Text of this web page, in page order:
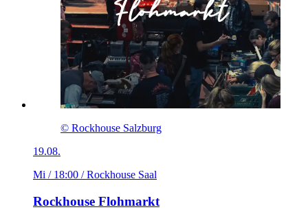
© Rockhouse Salzburg
19.08.
Mi / 18:00 / Rockhouse Saal
Rockhouse Flohmarkt